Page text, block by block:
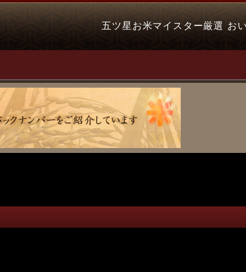
五ツ星お米マイスター厳選 お